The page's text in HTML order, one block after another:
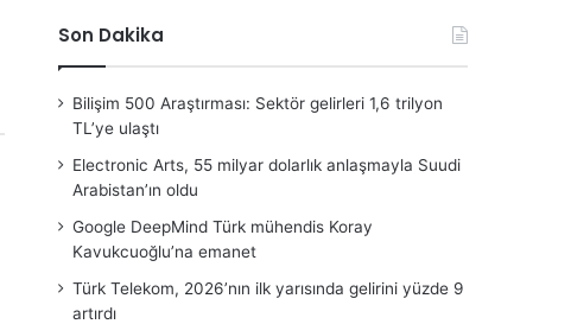
Son Dakika
Bilişim 500 Araştırması: Sektör gelirleri 1,6 trilyon
TL’ye ulaştı
Electronic Arts, 55 milyar dolarlık anlaşmayla Suudi
Arabistan’ın oldu
Google DeepMind Türk mühendis Koray
Kavukcuoğlu’na emanet
Türk Telekom, 2026’nın ilk yarısında gelirini yüzde 9
artırdı